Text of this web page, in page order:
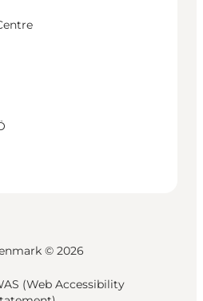
© 2026
(Web Accessibility